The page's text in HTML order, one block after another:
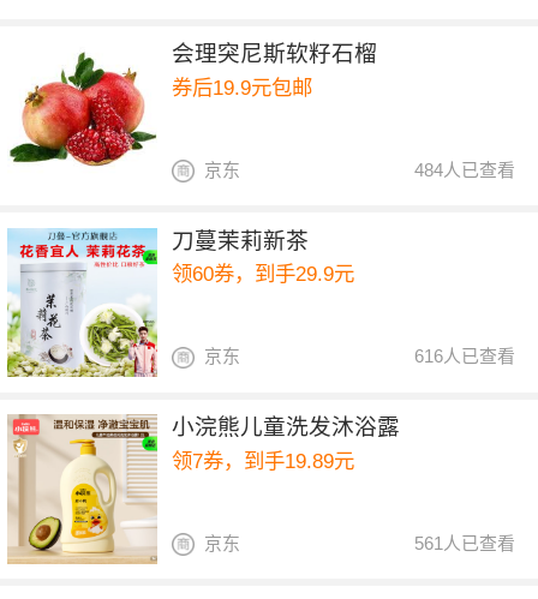
会理突尼斯软籽石榴
券后19.9元包邮
484人已查看
京东
刀蔓茉莉新茶
领60券，到手29.9元
616人已查看
京东
小浣熊儿童洗发沐浴露
领7券，到手19.89元
561人已查看
京东